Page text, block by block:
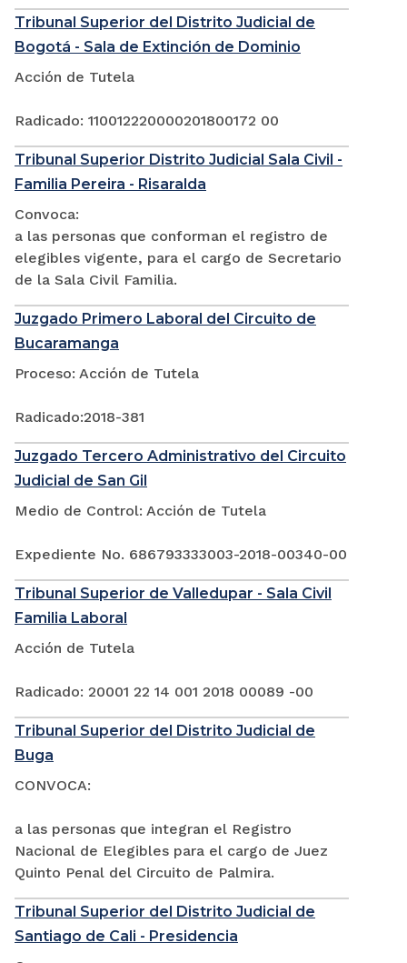
Tribunal Superior del Distrito Judicial de
Bogotá - Sala de Extinción de Dominio
Acción de Tutela
Radicado: 110012220000201800172 00
Tribunal Superior Distrito Judicial Sala Civil -
Familia Pereira - Risaralda
Convoca:
a las personas que conforman el registro de
elegibles vigente, para el cargo de Secretario
de la Sala Civil Familia.
Juzgado Primero Laboral del Circuito de
Bucaramanga
Proceso: Acción de Tutela
Radicado:2018-381
Juzgado Tercero Administrativo del Circuito
Judicial de San Gil
Medio de Control: Acción de Tutela
Expediente No. 686793333003-2018-00340-00
Tribunal Superior de Valledupar - Sala Civil
Familia Laboral
Acción de Tutela
Radicado: 20001 22 14 001 2018 00089 -00
Tribunal Superior del Distrito Judicial de
Buga
CONVOCA:
a las personas que integran el Registro
Nacional de Elegibles para el cargo de Juez
Quinto Penal del Circuito de Palmira.
Tribunal Superior del Distrito Judicial de
Santiago de Cali - Presidencia